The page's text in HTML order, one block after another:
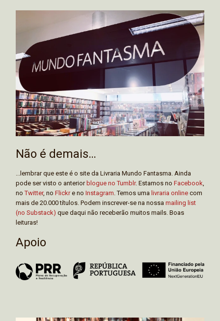
Não é demais…
...lembrar que este é o site da Livraria Mundo Fantasma. Ainda
pode ser visto o anteriorblogue no Tumblr. Estamos no Facebook
noTwitter, no Flickre no Instagram . Temos uma livraria online com
mais de 20.000 títulos. Podem inscrever-se na nossa mailing list
(no Substack) que daqui não receberão muitos mails. Boas
leituras!
Apoio